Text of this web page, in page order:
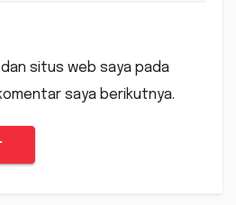
dan situs web saya pada
saya berikutnya.